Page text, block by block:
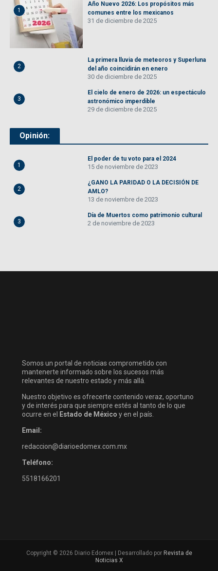
1
Año Nuevo 2026: Los propósitos más
comunes entre los mexicanos
31 de diciembre de 2025
2
La primera lluvia de meteoros y Superluna
del año coincidirán en enero
30 de diciembre de 2025
3
El cielo de enero de 2026: un espectáculo
astronómico imperdible
29 de diciembre de 2025
Opinión:
1
El poder de tu voto para el 2024
15 de noviembre de 2023
2
¿GANO LA PARIDAD O LA DECISIÓN DE
AMLO?
13 de noviembre de 2023
3
Día de Muertos como patrimonio cultural
2 de noviembre de 2023
Somos un portal de noticias comprometido con
mantenerte informado sobre los sucesos más
relevantes de nuestro estado y más allá.
Nuestro objetivo es ofrecerte contenido veraz, oportuno
y de interés para que siempre estés al tanto de lo que
ocurre en el
Estado de México y en el país.
Email:
redaccion@diarioedomex.com.mx
Teléfono:
5518166201
Copyright © 2026 Diario Edomex | Desarrollado por Revista de
Noticias X